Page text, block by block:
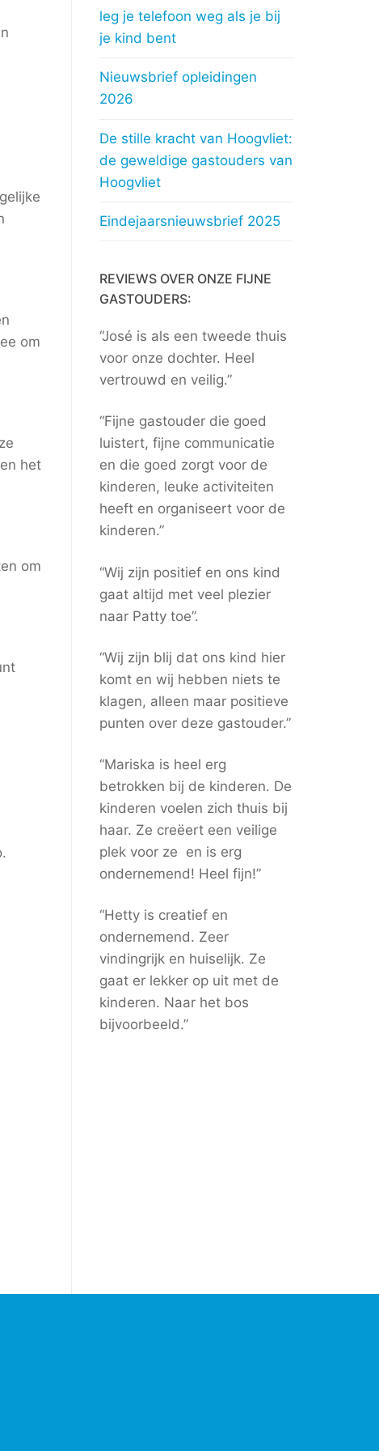
om
het
om
leg je telefoon weg als je bij
je kind bent
Nieuwsbrief opleidingen
2026
De stille kracht van Hoogvliet:
de geweldige gastouders van
Hoogvliet
Eindejaarsnieuwsbrief 2025
REVIEWS OVER ONZE FIJNE
GASTOUDERS:
“José is als een tweede thuis
voor onze dochter. Heel
vertrouwd en veilig.”
“Fijne gastouder die goed
luistert, fijne communicatie
en die goed zorgt voor de
kinderen, leuke activiteiten
heeft en organiseert voor de
kinderen.”
“Wij zijn positief en ons kind
gaat altijd met veel plezier
naar Patty toe”.
“Wij zijn blij dat ons kind hier
komt en wij hebben niets te
klagen, alleen maar positieve
punten over deze gastouder.”
“Mariska is heel erg
betrokken bij de kinderen. De
kinderen voelen zich thuis bij
haar. Ze creëert een veilige
plek voor ze en is erg
ondernemend! Heel fijn!”
“Hetty is creatief en
ondernemend. Zeer
vindingrijk en huiselijk. Ze
gaat er lekker op uit met de
kinderen. Naar het bos
bijvoorbeeld.”